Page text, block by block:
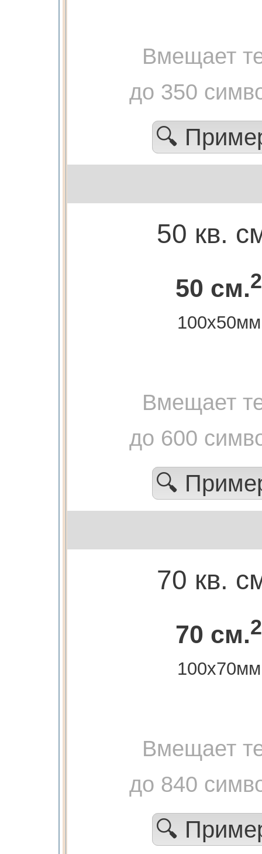
Вмещает
до 350
🔍
50 кв.
50 см.2
100х50мм
Вмещает
до 600
🔍
70 кв.
70 см.2
100х70мм
Вмещает
до 840
🔍